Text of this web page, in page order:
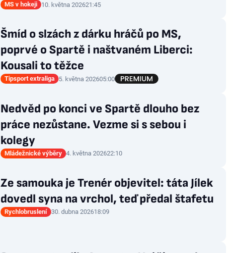
MS v hokeji 10. května 202621:45
Šmíd o slzách z dárku hráčů po MS,
poprvé o Spartě i naštvaném Liberci:
Kousali to těžce
Tipsport extraliga 5. května 202605:00
Nedvěd po konci ve Spartě dlouho bez
práce nezůstane. Vezme si s sebou i
kolegy
Mládežnické výběry 4. května 202622:10
Ze samouka je Trenér objevitel: táta Jílek
dovedl syna na vrchol, teď předal štafetu
Rychlobruslení 30. dubna 202618:09